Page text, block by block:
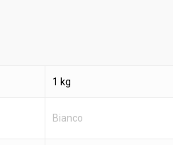
1 kg
Bianco